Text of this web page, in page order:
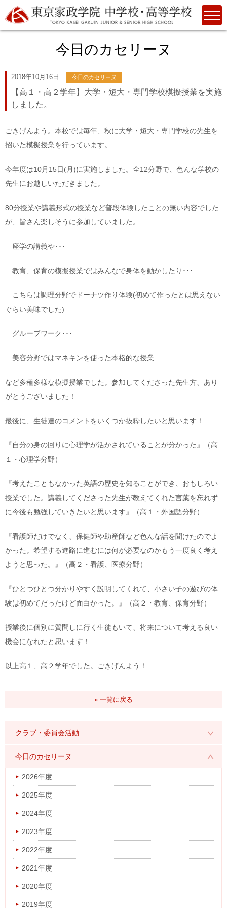
今日のカセリーヌ
2018年10月16日 今日のカセリーヌ
【高１・高２学年】大学・短大・専門学校模擬授業を実施
しました。
ごきげんよう。本校では毎年、秋に大学・短大・専門学校の先生を
招いた模擬授業を行っています。
今年度は10月15日(月)に実施しました。全12分野で、色んな学校の
先生にお越しいただきました。
80分授業や講義形式の授業など普段体験したことの無い内容でした
が、皆さん楽しそうに参加していました。
座学の講義や･･･
教育、保育の模擬授業ではみんなで身体を動かしたり･･･
こちらは調理分野でドーナツ作り体験(初めて作ったとは思えない
ぐらい美味でした)
グループワーク･･･
美容分野ではマネキンを使った本格的な授業
など多種多様な模擬授業でした。参加してくださった先生方、あり
がとうございました！
最後に、生徒達のコメントをいくつか抜粋したいと思います！
『自分の身の回りに心理学が活かされていることが分かった』（高
１・心理学分野）
『考えたこともなかった英語の歴史を知ることができ、おもしろい
授業でした。講義してくださった先生が教えてくれた言葉を忘れず
に今後も勉強していきたいと思います』（高１・外国語分野）
『看護師だけでなく、保健師や助産師など色んな話を聞けたのでよ
かった。希望する進路に進むには何が必要なのかもう一度良く考え
ようと思った。』（高２・看護、医療分野）
『ひとつひとつ分かりやすく説明してくれて、小さい子の遊びの体
験は初めてだったけど面白かった。』（高２・教育、保育分野）
授業後に個別に質問しに行く生徒もいて、将来について考える良い
機会になれたと思います！
以上高１、高２学年でした。ごきげんよう！
» 一覧に戻る
クラブ・委員会活動
2026年度
今日のカセリーヌ
2026年度
2025年度
2024年度
2023年度
2022年度
2021年度
2020年度
2019年度